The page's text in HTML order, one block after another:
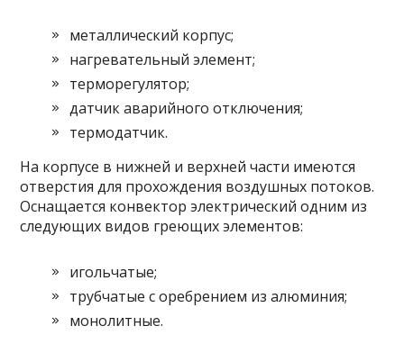
металлический корпус;
нагревательный элемент;
терморегулятор;
датчик аварийного отключения;
термодатчик.
На корпусе в нижней и верхней части имеются
отверстия для прохождения воздушных потоков.
Оснащается конвектор электрический одним из
следующих видов греющих элементов:
игольчатые;
трубчатые с оребрением из алюминия;
монолитные.